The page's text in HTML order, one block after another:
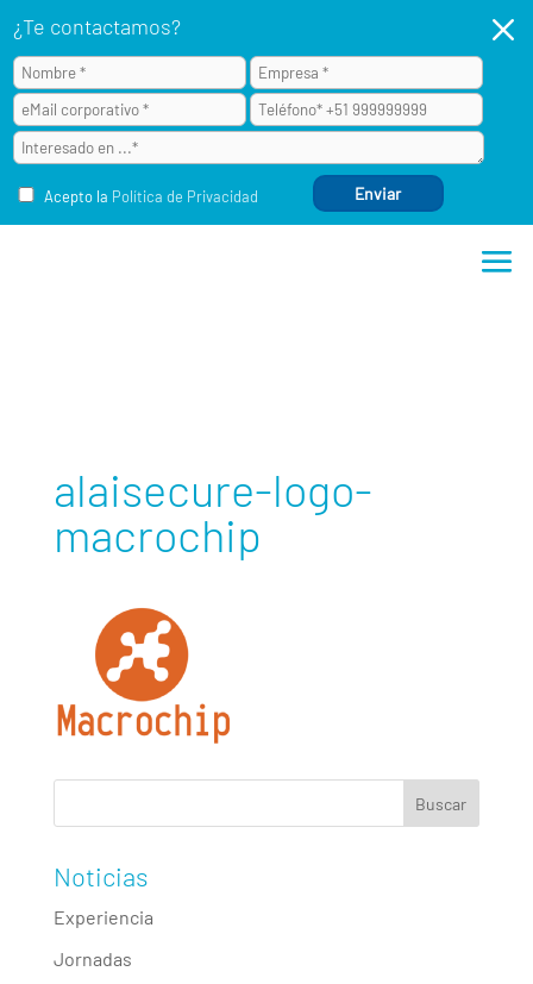
¿Te contactamos?
Acepto la Política de Privacidad
M
alaisecure-logo-
macrochip
Noticias
Experiencia
Jornadas